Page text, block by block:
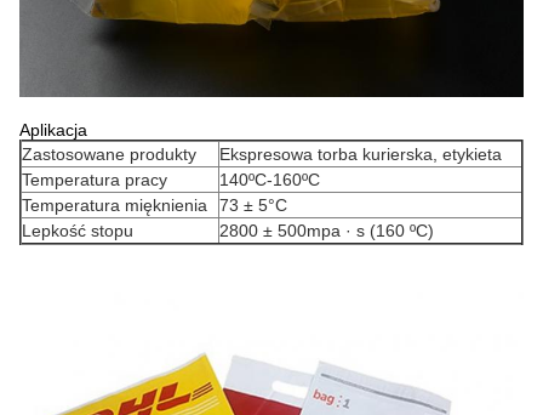
Aplikacja
Zastosowane produkty
Ekspresowa torba kurierska, etykieta
Temperatura pracy
140ºC-160ºC
Temperatura mięknienia
73 ± 5°C
Lepkość stopu
2800 ± 500mpa · s (160 ºC)